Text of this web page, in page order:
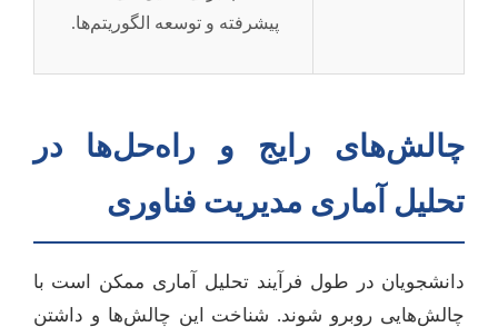
پیشرفته و توسعه الگوریتم‌ها.
چالش‌های رایج و راه‌حل‌ها در
تحلیل آماری مدیریت فناوری
دانشجویان در طول فرآیند تحلیل آماری ممکن است با
چالش‌هایی روبرو شوند. شناخت این چالش‌ها و داشتن